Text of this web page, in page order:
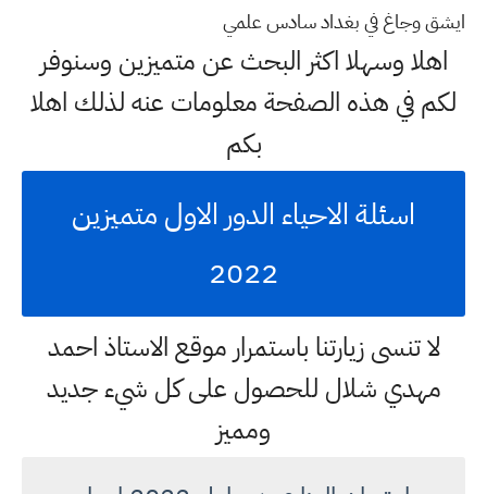
ايشق وجاغ في بغداد سادس علمي
اهلا وسهلا اكثر البحث عن متميزين وسنوفر
لكم في هذه الصفحة معلومات عنه لذلك اهلا
بكم
اسئلة الاحياء الدور الاول متميزين
2022
لا تنسى زيارتنا باستمرار موقع الاستاذ احمد
مهدي شلال للحصول على كل شيء جديد
ومميز